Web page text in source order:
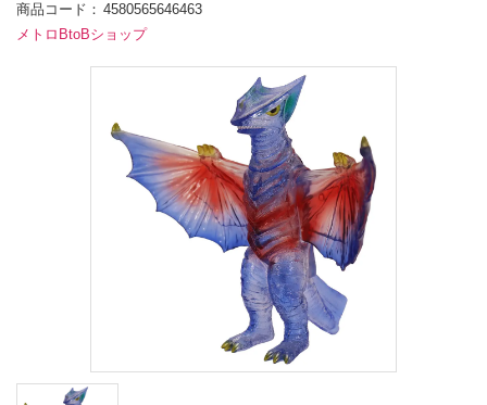
商品コード
4580565646463
メトロBtoBショップ